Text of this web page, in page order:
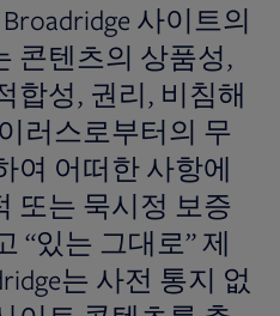
사이트의
콘텐츠의 상품성,
합성, 권리, 비침해
러스로부터의 무
여 어떠한 사항에
또는 묵시정 보증
“있는 그대로” 제
는 사전 통지 없